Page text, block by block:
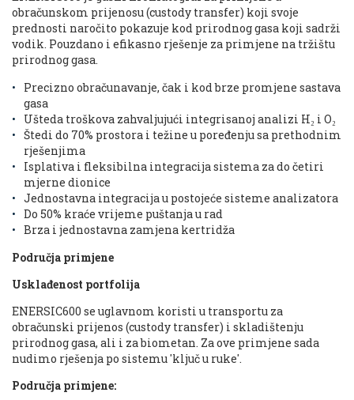
obračunskom prijenosu (custody transfer) koji svoje
prednosti naročito pokazuje kod prirodnog gasa koji sadrži
vodik. Pouzdano i efikasno rješenje za primjene na tržištu
prirodnog gasa.
Precizno obračunavanje, čak i kod brze promjene sastava
gasa
Ušteda troškova zahvaljujući integrisanoj analizi H₂ i O₂
Štedi do 70% prostora i težine u poređenju sa prethodnim
rješenjima
Isplativa i fleksibilna integracija sistema za do četiri
mjerne dionice
Jednostavna integracija u postojeće sisteme analizatora
Do 50% kraće vrijeme puštanja u rad
Brza i jednostavna zamjena kertridža
Područja primjene
Usklađenost portfolija
ENERSIC600 se uglavnom koristi u transportu za
obračunski prijenos (custody transfer) i skladištenju
prirodnog gasa, ali i za biometan. Za ove primjene sada
nudimo rješenja po sistemu 'ključ u ruke'.
Područja primjene: